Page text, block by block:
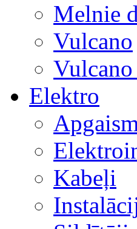
Melnie
Vulcano
Elektro
Kabeļi